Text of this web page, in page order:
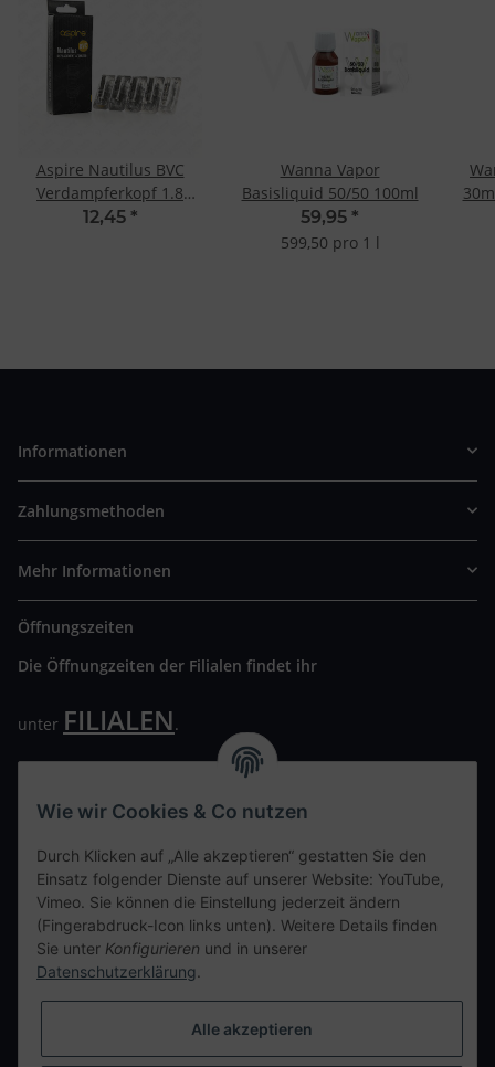
Aspire Nautilus BVC
Verdampferkopf 1.8
Ohm (5 Stk.)
12,45 *
Wanna Vapor
Basisliquid 50/50 100ml
59,95 *
599,50 pro 1 l
Informationen
Zahlungsmethoden
Mehr Informationen
Öffnungszeiten
Die Öffnungzeiten der Filialen findet ihr
unter FILIALEN.
Wir freuen uns auf Euren Besuch. Bitte beachtet die
Kontaktdaten
tweet
teilen
Wie wir Cookies & Co nutzen
Durch Klicken auf „Alle akzeptieren“ gestatten Sie den
Einsatz folgender Dienste auf unserer Website: YouTube,
Vimeo. Sie können die Einstellung jederzeit ändern
(Fingerabdruck-Icon links unten). Weitere Details finden
Sie unter Konfigurieren und in unserer
Datenschutzerklärung.
Alle akzeptieren